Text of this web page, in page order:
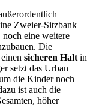
Zweier-Sitzbank
eine weitere
Die
sicheren Halt in
setzt das Urban
die Kinder noch
ist auch die
höher